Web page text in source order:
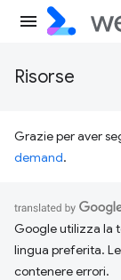
Risorse
Grazie per aver
demand.
Google utilizza la
lingua preferita.
contenere errori.